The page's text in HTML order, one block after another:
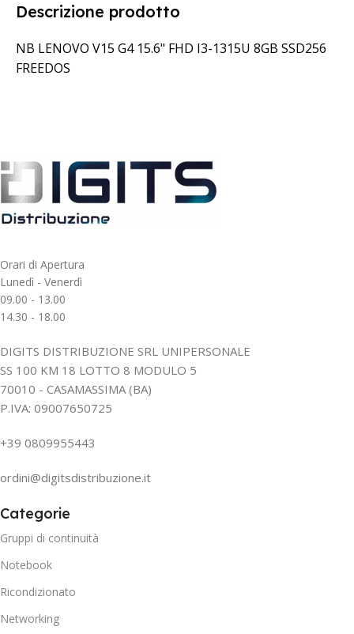
Descrizione prodotto
NB LENOVO V15 G4 15.6" FHD I3-1315U 8GB SSD256
FREEDOS
Orari di Apertura
Lunedì - Venerdì
09.00 - 13.00
14.30 - 18.00
DIGITS DISTRIBUZIONE SRL UNIPERSONALE
SS 100 KM 18 LOTTO 8 MODULO 5
70010 - CASAMASSIMA (BA)
P.IVA: 09007650725
+39 0809955443
ordini@digitsdistribuzione.it
Categorie
Gruppi di continuità
Notebook
Ricondizionato
Networking